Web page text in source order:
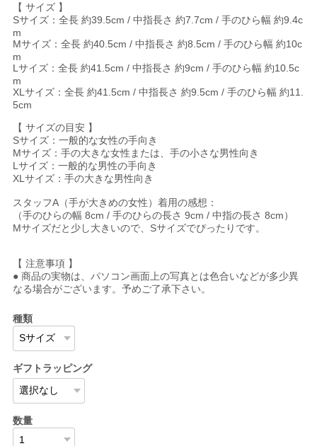
【 サイズ 】
Sサイズ：全長 約39.5cm / 中指長さ 約7.7cm / 手のひら幅 約9.4c
m
Mサイズ：全長 約40.5cm / 中指長さ 約8.5cm / 手のひら幅 約10c
m
Lサイズ：全長 約41.5cm / 中指長さ 約9cm / 手のひら幅 約10.5c
m
XLサイズ：全長 約41.5cm / 中指長さ 約9.5cm / 手のひら幅 約11.
5cm
【 サイズの目安 】
Sサイズ：一般的な女性の手向き
Mサイズ：手の大きな女性または、手の小さな男性向き
Lサイズ：一般的な男性の手向き
XLサイズ：手の大きな男性向き
スタッフA（手が大きめの女性）着用の感想：
（手のひらの幅 8cm / 手のひらの長さ 9cm / 中指の長さ 8cm）
Mサイズだと少し大きいので、Sサイズでぴったりです。
【 注意事項 】
● 商品の実物は、パソコン画面上の写真とは色合いなどが多少異
なる場合がございます。予めご了承下さい。
種類
ギフトラッピング
数量